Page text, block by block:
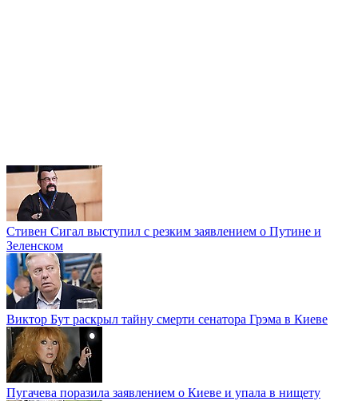
Стивен Сигал выступил с резким заявлением о Путине и
Зеленском
Виктор Бут раскрыл тайну смерти сенатора Грэма в Киеве
Пугачева поразила заявлением о Киеве и упала в нищету